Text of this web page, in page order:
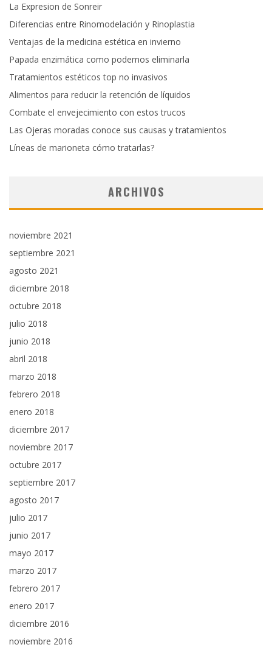
La Expresion de Sonreir
Diferencias entre Rinomodelación y Rinoplastia
Ventajas de la medicina estética en invierno
Papada enzimática como podemos eliminarla
Tratamientos estéticos top no invasivos
Alimentos para reducir la retención de líquidos
Combate el envejecimiento con estos trucos
Las Ojeras moradas conoce sus causas y tratamientos
Líneas de marioneta cómo tratarlas?
ARCHIVOS
noviembre 2021
septiembre 2021
agosto 2021
diciembre 2018
octubre 2018
julio 2018
junio 2018
abril 2018
marzo 2018
febrero 2018
enero 2018
diciembre 2017
noviembre 2017
octubre 2017
septiembre 2017
agosto 2017
julio 2017
junio 2017
mayo 2017
marzo 2017
febrero 2017
enero 2017
diciembre 2016
noviembre 2016